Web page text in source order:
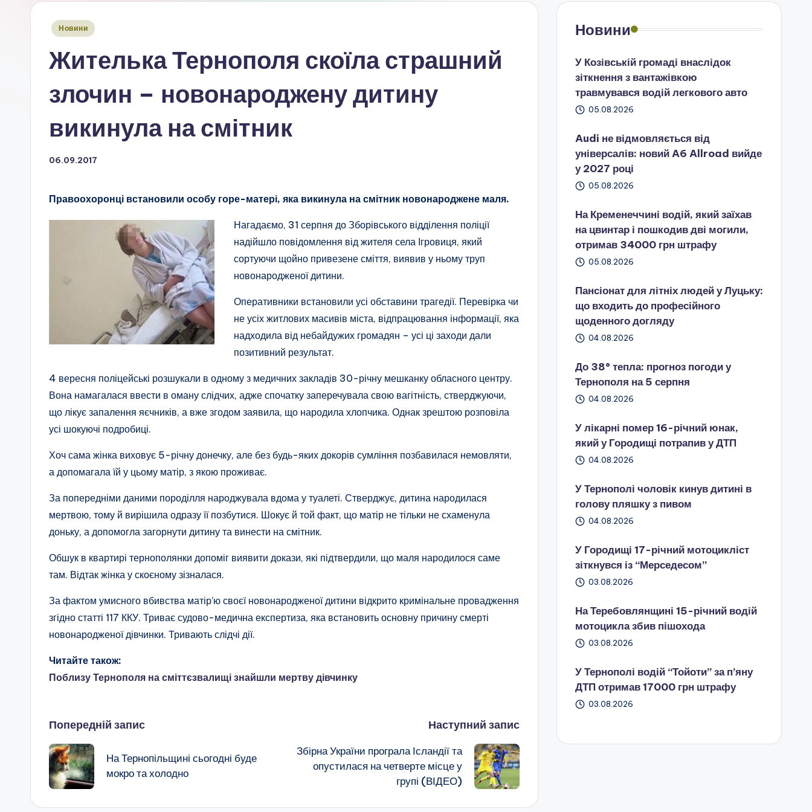
Опубліковано
Новини
Жителька Тернополя скоїла страшний
злочин – новонароджену дитину
викинула на смітник
06.09.2017
Правоохоронці встановили особу горе-матері, яка викинула на смітник новонароджене маля.
Нагадаємо, 31 серпня до Зборівського відділення поліції
надійшло повідомлення від жителя села Ігровиця, який
сортуючи щойно привезене сміття, виявив у ньому труп
новонародженої дитини.
Оперативники встановили усі обставини трагедії. Перевірка чи
не усіх житлових масивів міста, відпрацювання інформації, яка
надходила від небайдужих громадян – усі ці заходи дали
позитивний результат.
4 вересня поліцейські розшукали в одному з медичних закладів 30-річну мешканку обласного центру.
Вона намагалася ввести в оману слідчих, адже спочатку заперечувала свою вагітність, стверджуючи,
що лікує запалення яєчників, а вже згодом заявила, що народила хлопчика. Однак зрештою розповіла
усі шокуючі подробиці.
Хоч сама жінка виховує 5-річну донечку, але без будь-яких докорів сумління позбавилася немовляти,
а допомагала їй у цьому матір, з якою проживає.
За попередніми даними породілля народжувала вдома у туалеті. Стверджує, дитина народилася
мертвою, тому й вирішила одразу її позбутися. Шокує й той факт, що матір не тільки не схаменула
доньку, а допомогла загорнути дитину та винести на смітник.
Обшук в квартирі тернополянки допоміг виявити докази, які підтвердили, що маля народилося саме
там. Відтак жінка у скоєному зізналася.
За фактом умисного вбивства матір’ю своєї новонародженої дитини відкрито кримінальне провадження
згідно статті 117 ККУ. Триває судово-медична експертиза, яка встановить основну причину смерті
новонародженої дівчинки. Тривають слідчі дії.
Читайте також:
Поблизу Тернополя на сміттєзвалищі знайшли мертву дівчинку
Навігація
по
запису
Попередній запис
На Тернопільщині сьогодні буде
мокро та холодно
Наступний запис
Збірна України програла Ісландії та
опустилася на четверте місце у
групі (ВІДЕО)
Новини
У Козівській громаді внаслідок
зіткнення з вантажівкою
травмувався водій легкового авто
05.08.2026
Audi не відмовляється від
універсалів: новий A6 Allroad вийде
у 2027 році
05.08.2026
На Кременеччині водій, який заїхав
на цвинтар і пошкодив дві могили,
отримав 34000 грн штрафу
05.08.2026
Пансіонат для літніх людей у Луцьку:
що входить до професійного
щоденного догляду
04.08.2026
До 38° тепла: прогноз погоди у
Тернополя на 5 серпня
04.08.2026
У лікарні помер 16-річний юнак,
який у Городищі потрапив у ДТП
04.08.2026
У Тернополі чоловік кинув дитині в
голову пляшку з пивом
04.08.2026
У Городищі 17-річний мотоцикліст
зіткнувся із “Мерседесом”
03.08.2026
На Теребовлянщині 15-річний водій
мотоцикла збив пішохода
03.08.2026
У Тернополі водій “Тойоти” за п’яну
ДТП отримав 17000 грн штрафу
03.08.2026